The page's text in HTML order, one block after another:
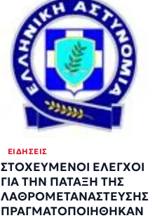
ΕΙΔΉΣΕΙΣ
ΣΤΟΧΕΥΜΕΝΟΙ ΕΛΕΓΧΟΙ
ΓΙΑ ΤΗΝ ΠΑΤΑΞΗ ΤΗΣ
ΛΑΘΡΟΜΕΤΑΝΑΣΤΕΥΣΗΣ
ΠΡΑΓΜΑΤΟΠΟΙΗΘΗΚΑΝ